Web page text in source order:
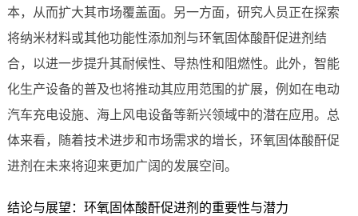
本，从而扩大其市场覆盖面。另一方面，研究人员正在探索
将纳米材料或其他功能性添加剂与环氧固体酸酐促进剂结
合，以进一步提升其耐候性、导热性和阻燃性。此外，智能
化生产设备的普及也将推动其应用范围的扩展，例如在电动
汽车充电设施、海上风电设备等新兴领域中的潜在应用。总
体来看，随着技术进步和市场需求的增长，环氧固体酸酐促
进剂在未来将迎来更加广阔的发展空间。
结论与展望：环氧固体酸酐促进剂的重要性与潜力